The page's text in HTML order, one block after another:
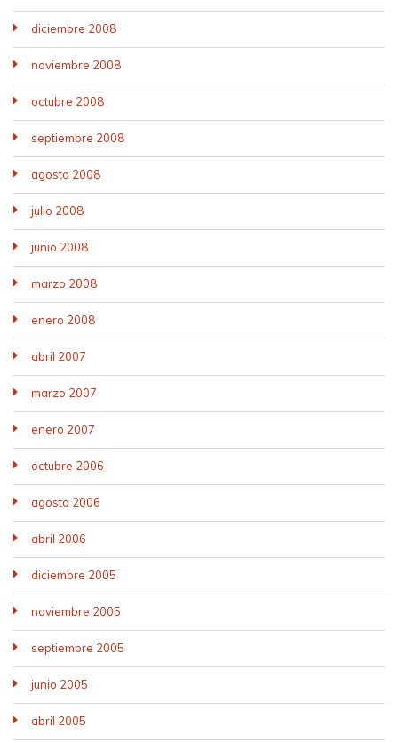
diciembre 2008
noviembre 2008
octubre 2008
septiembre 2008
agosto 2008
julio 2008
junio 2008
marzo 2008
enero 2008
abril 2007
marzo 2007
enero 2007
octubre 2006
agosto 2006
abril 2006
diciembre 2005
noviembre 2005
septiembre 2005
junio 2005
abril 2005